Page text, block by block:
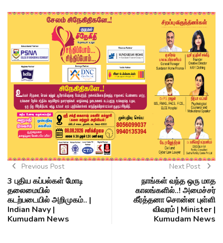
Previous Post
3 புதிய கப்பல்கள் மோடி
தலைமையில்
கடற்படையில் அறிமுகம்.. |
Indian Navy |
Kumudam News
Next Post
நாங்கள் வந்த ஒரு மாத
காலங்களில்..! அமைச்சர்
கீர்த்தனா சொன்ன புள்ளி
விவரம் | Minister |
Kumudam News